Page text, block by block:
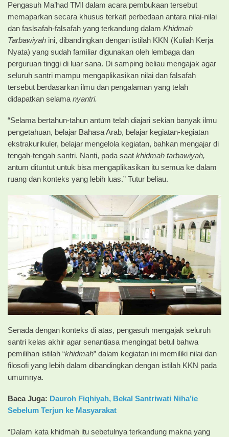
Pengasuh Ma’had TMI dalam acara pembukaan tersebut
memaparkan secara khusus terkait perbedaan antara nilai-nilai
dan faslsafah-falsafah yang terkandung dalam Khidmah
Tarbawiyah ini, dibandingkan dengan istilah KKN (Kuliah Kerja
Nyata) yang sudah familiar digunakan oleh lembaga dan
perguruan tinggi di luar sana. Di samping beliau mengajak agar
seluruh santri mampu mengaplikasikan nilai dan falsafah
tersebut berdasarkan ilmu dan pengalaman yang telah
didapatkan selama nyantri.
“Selama bertahun-tahun antum telah diajari sekian banyak ilmu
pengetahuan, belajar Bahasa Arab, belajar kegiatan-kegiatan
ekstrakurikuler, belajar mengelola kegiatan, bahkan mengajar di
tengah-tengah santri. Nanti, pada saat khidmah tarbawiyah,
antum dituntut untuk bisa mengaplikasikan itu semua ke dalam
ruang dan konteks yang lebih luas.” Tutur beliau.
Senada dengan konteks di atas, pengasuh mengajak seluruh
santri kelas akhir agar senantiasa mengingat betul bahwa
pemilihan istilah “khidmah” dalam kegiatan ini memiliki nilai dan
filosofi yang lebih dalam dibandingkan dengan istilah KKN pada
umumnya.
Baca Juga: Dauroh Fiqhiyah, Bekal Santriwati Niha’ie
Sebelum Terjun ke Masyarakat
“Dalam kata khidmah itu sebetulnya terkandung makna yang